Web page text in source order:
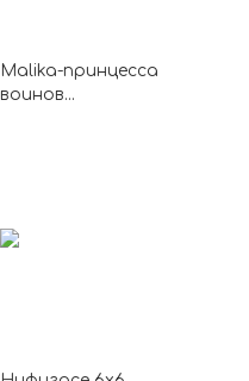
Malika-принцесса
воинов...